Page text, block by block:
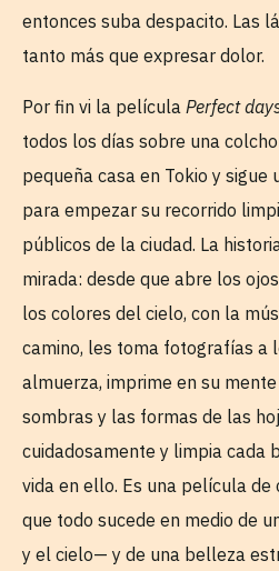
entonces suba despacito. Las
tanto más que expresar dolor.
Por fin vi la película Perfect
todos los días sobre una
pequeña casa en Tokio y sigue
para empezar su recorrido
públicos de la ciudad. La
mirada: desde que abre los
los colores del cielo, con la
camino, les toma fotografías a
almuerza, imprime en su
sombras y las formas de las
cuidadosamente y limpia cada
vida en ello. Es una película
que todo sucede en medio de
y el cielo— y de una belleza